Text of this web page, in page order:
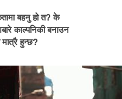
बहनु हो त? के
काल्पनिकी बनाउन
हुन्छ?